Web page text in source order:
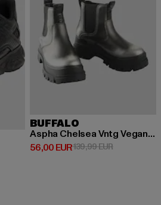
109,99 EUR
BUFFALO
Aspha Chelsea Vntg Vegan Nappa
56,00 EUR
Derzeitiger Preis: 56,00 EUR
139,99 EURAktionspreis: